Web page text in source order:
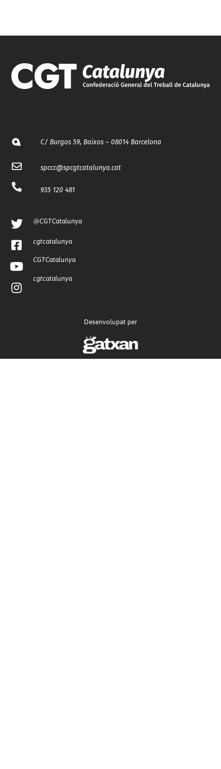
C/ Burgos 59, Baixos – 08014 Barcelona
spccc@spcgtcatalunya.cat
935 120 481
@CGTCatalunya
cgtcatalunya
CGTCatalunya
cgtcatalunya
Desenvolupat per